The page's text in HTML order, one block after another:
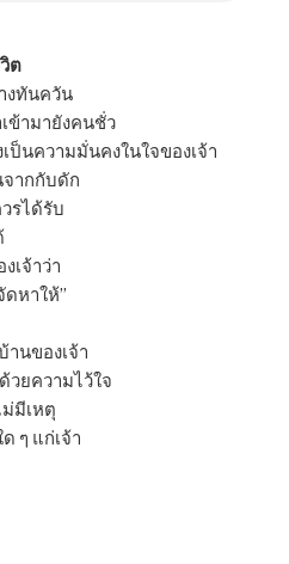
ต
งทันควัน
ข้ามายังคนชั่ว
ป็นความมั่นคงในใจของเจ้า
จากกับดัก
รได้รับ
เจ้าว่า
หาให้”
นของเจ้า
วยความไว้ใจ
มีเหตุ
ๆ แก่เจ้า